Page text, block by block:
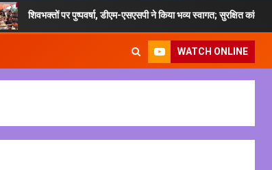
पर पुष्पवर्षा, डीएम-एसएसपी ने किया भव्य स्वागत; सुरक्षित कांवड़ यात्रा का दिया
WATCH ONLINE